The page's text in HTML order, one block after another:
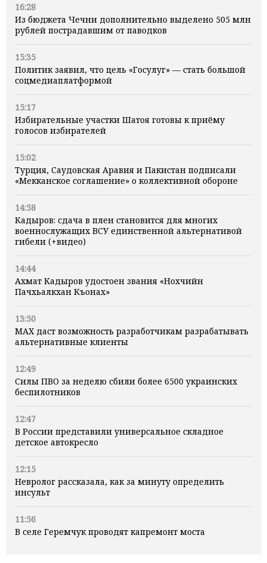
16:28
Из бюджета Чечни дополнительно выделено 505 млн
рублей пострадавшим от паводков
15:35
Политик заявил, что цель «Госулуг» — стать большой
соцмедиаплатформой
15:17
Избирательные участки Шатоя готовы к приёму
голосов избирателей
15:02
Турция, Саудовская Аравия и Пакистан подписали
«Мекканское соглашение» о коллективной обороне
14:58
Кадыров: сдача в плен становится для многих
военнослужащих ВСУ единственной альтернативой
гибели (+видео)
14:44
Ахмат Кадыров удостоен звания «Нохчийн
Пачхьалкхан Къонах»
13:50
MAX даст возможность разработчикам разрабатывать
альтернативные клиенты
12:49
Силы ПВО за неделю сбили более 6500 украинских
беспилотников
12:47
В России представили универсальное складное
детское автокресло
12:15
Невролог рассказала, как за минуту определить
инсульт
11:56
В селе Геремчук проводят капремонт моста